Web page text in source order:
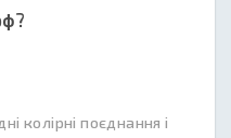
колірні поєднання і